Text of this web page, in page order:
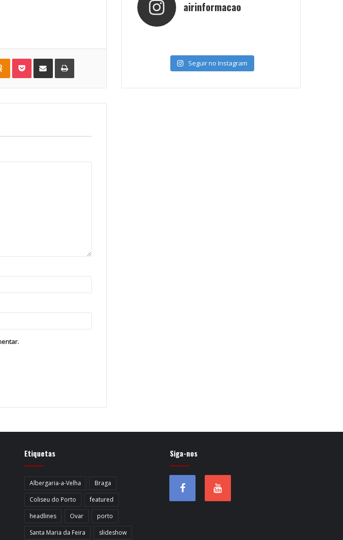
Odnoklassniki Pocket Share via Email Print
airinformacao
Seguir no Instagram
Etiquetas
Albergaria-a-Velha
Braga
Coliseu do Porto
featured
headlines
Ovar
porto
Santa Maria da Feira
slideshow
Siga-nos